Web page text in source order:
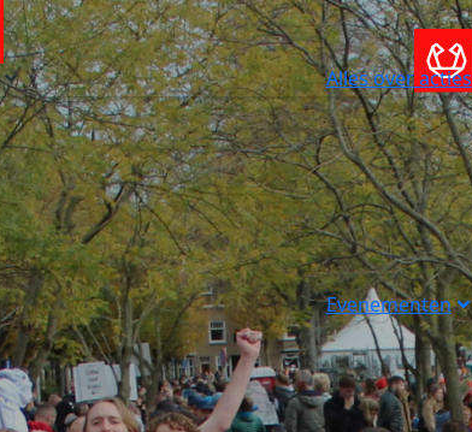
Alles over acties
Evenementen